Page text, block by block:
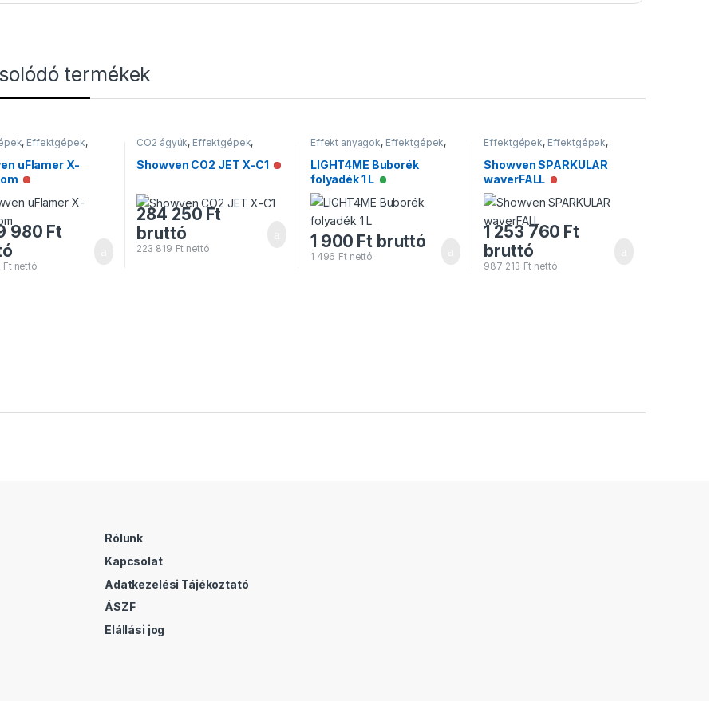
termékek
, Effektgépek,
uFlamer X-
Nincs raktáron
980 Ft
Ftnettó
CO2 ágyúk, Effektgépek,
Effektgépek
Showven CO2 JET X-C1 Nincs raktáron
284 250 Ft
bruttó
223 819 Ft nettó
Effekt anyagok, Effektgépek,
Folyadékok
LIGHT4ME Buborék
folyadék 1 L Elérhető
1 900 Ft bruttó
1 496 Ft nettó
Effektgépek, Effektgépek,
Szikragépek
Showven SPARKULAR
waverFALL Nincs raktáron
1 253 760 Ft
bruttó
987 213 Ft nettó
Rólunk
Kapcsolat
Adatkezelési Tájékoztató
ÁSZF
Elállási jog